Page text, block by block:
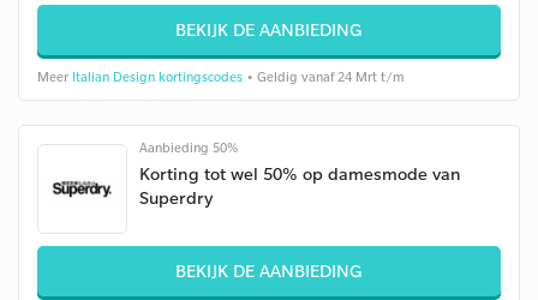
BEKIJK DE AANBIEDING
Meer Italian Design kortingscodes • Geldig vanaf 24 Mrt t/m
Aanbieding 50%
Korting tot wel 50% op damesmode van
Superdry
BEKIJK DE AANBIEDING